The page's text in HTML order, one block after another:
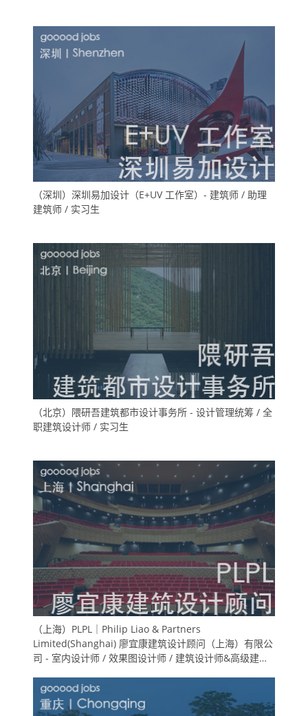
（深圳）深圳易加设计（E+UV 工作室）- 建筑师 / 助理
建筑师 / 实习生
（北京）隈研吾建筑都市设计事务所 - 设计管理统筹 / 全
职建筑设计师 / 实习生
（上海）PLPL｜Philip Liao & Partners
Limited(Shanghai) 廖宜康建筑设计顾问（上海）有限公
司 - 室内设计师 / 效果图设计师 / 建筑设计师&高级建筑